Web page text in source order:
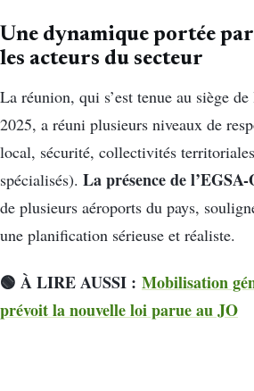
Une dynamique portée
les acteurs du secteur
La réunion, qui s’est tenue au siège
2025, a réuni plusieurs niveaux de
local, sécurité, collectivités
spécialisés). La présence de
de plusieurs aéroports du pays,
une planification sérieuse et réaliste.
🟢 À LIRE AUSSI : Mobilisation
prévoit la nouvelle loi parue au JO